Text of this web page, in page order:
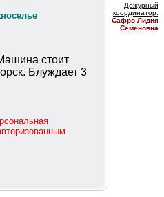
стоит
Блуждает 3
Дежурный
координатор:
Сафро Лидия
Семеновна